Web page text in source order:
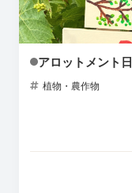
アロットメント
植物・農作物